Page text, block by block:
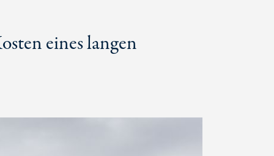
eines langen